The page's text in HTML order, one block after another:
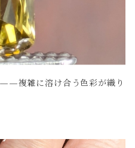
複雑に溶け合う色彩が織り